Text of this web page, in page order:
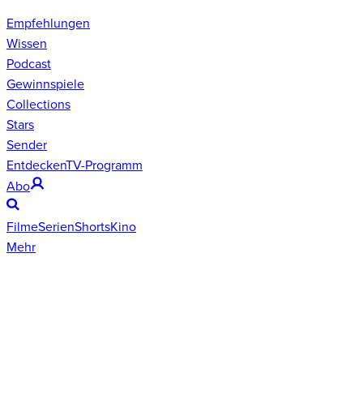
Empfehlungen
Wissen
Podcast
Gewinnspiele
Collections
Stars
Sender
EntdeckenTV-Programm
Abo
FilmeSerienShortsKino
Mehr